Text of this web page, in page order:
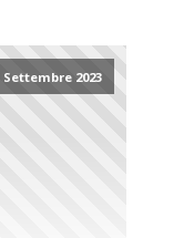
Settembre 2023